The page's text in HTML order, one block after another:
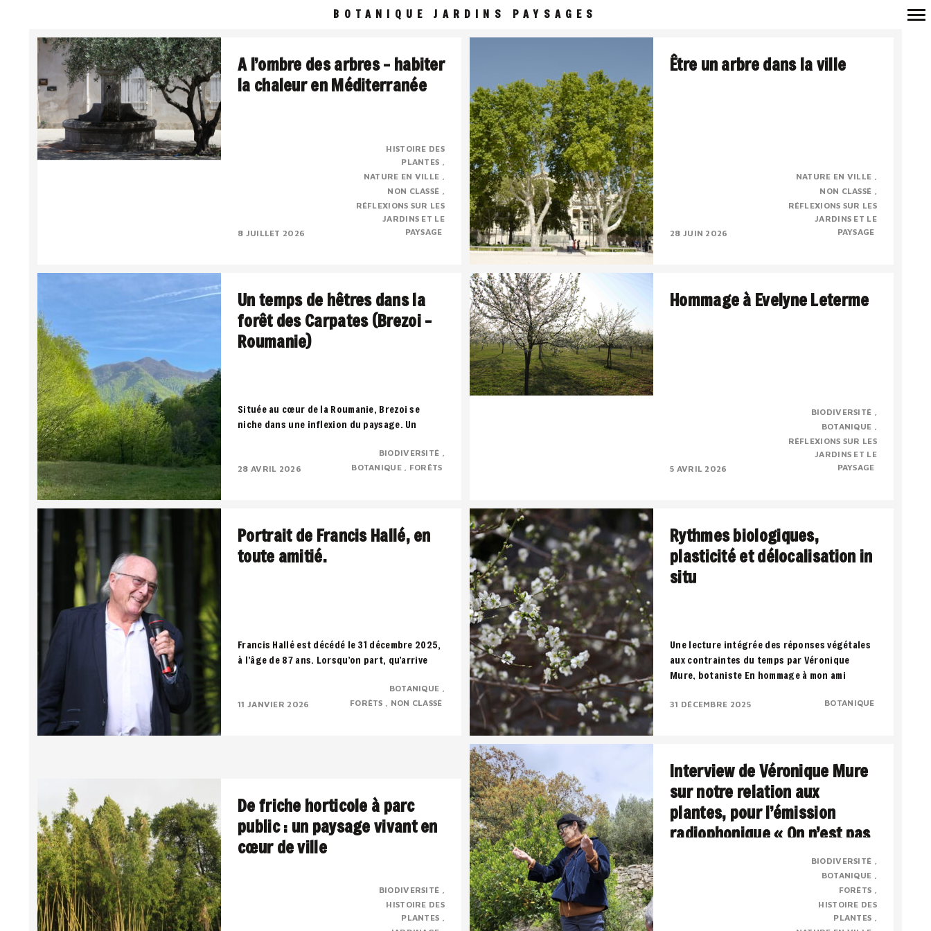
principale
BOTANIQUE JARDINS PAYSAGES
A l’ombre des arbres – habiter
la chaleur en Méditerranée
La Méditerranée, une civilisation de l’ombre
Le sud intériorisé, presque mystique dont la
lumière a quelque chose à voir avec le sacré.
8 JUILLET 2026
HISTOIRE DES
PLANTES
NATURE EN VILLE
NON CLASSÉ
RÉFLEXIONS SUR LES
JARDINS ET LE
PAYSAGE
Être un arbre dans la ville
Véronique Mure, botaniste, membre
correspondant de l’Académie d’Arles
Conférence du 17 mai 2026, à l’occasion de la
28 JUIN 2026
NATURE EN VILLE
NON CLASSÉ
RÉFLEXIONS SUR LES
JARDINS ET LE
PAYSAGE
Un temps de hêtres dans la
forêt des Carpates (Brezoi –
Roumanie)
Située au cœur de la Roumanie, Brezoi se
niche dans une inflexion du paysage. Un
28 AVRIL 2026
BIODIVERSITÉ
BOTANIQUE
FORÊTS
Hommage à Evelyne Leterme
Evelyne Leterme vient de nous quitter
prématurément. Je voudrai rendre un
hommage personnel, pour dire combien j’ai
5 AVRIL 2026
BIODIVERSITÉ
BOTANIQUE
RÉFLEXIONS SUR LES
JARDINS ET LE
PAYSAGE
Portrait de Francis Hallé, en
toute amitié.
Francis Hallé est décédé le 31 décembre 2025,
à l’âge de 87 ans. Lorsqu’on part, qu’arrive
11 JANVIER 2026
BOTANIQUE
FORÊTS
NON CLASSÉ
Rythmes biologiques,
plasticité et délocalisation in
situ
Une lecture intégrée des réponses végétales
aux contraintes du temps par Véronique
Mure, botaniste En hommage à mon ami
31 DÉCEMBRE 2025 BOTANIQUE
De friche horticole à parc
public : un paysage vivant en
cœur de ville
Une pépinière urbaine transformée en parc
BIODIVERSITÉ
HISTOIRE DES
PLANTES
Interview de Véronique Mure
sur notre relation aux
plantes, pour l’émission
radiophonique « On n’est pas
sorti des ronces » par Jordan
Herlem – novembre 2022.
Présentation : Véronique MURE est botaniste
BIODIVERSITÉ
BOTANIQUE
FORÊTS
HISTOIRE DES
PLANTES